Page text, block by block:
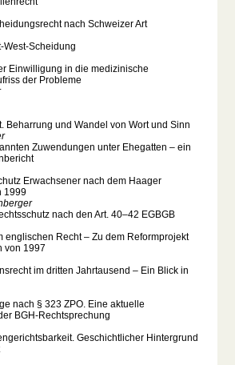
nach Schweizer Art
West-Scheidung
Einwilligung in die medizinische
der Probleme
Beharrung und Wandel von Wort und Sinn
Zuwendungen unter Ehegatten – ein
Erwachsener nach dem Haager
1999
nach den Art. 40–42 EGBGB
englischen Recht – Zu dem Reformprojekt
von 1997
im dritten Jahrtausend – Ein Blick in
nach § 323 ZPO. Eine aktuelle
BGH-Rechtsprechung
Geschichtlicher Hintergrund